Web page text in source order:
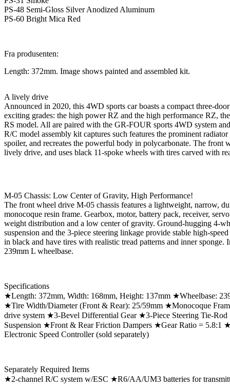
PS-48 Semi-Gloss Silver Anodized Aluminum
PS-60 Bright Mica Red
Fra produsenten:
Length: 372mm. Image shows painted and assembled kit.
A lively drive
Announced in 2020, this 4WD sports car boasts a compact three-
exciting grades: the high power RZ and the high performance RZ,
RS model. All are paired with the GR-FOUR sports 4WD system
R/C model assembly kit captures such features the prominent
spoiler, and recreates the powerful body in polycarbonate. The front
lively drive, and uses black 11-spoke wheels with tires carved with
M-05 Chassis: Low Center of Gravity, High Performance!
The front wheel drive M-05 chassis features a lightweight, narrow,
monocoque resin frame. Gearbox, motor, battery pack, receiver,
weight distribution and a low center of gravity. Ground-hugging 4-
suspension and the 3-piece steering linkage provide stable high-
in black and have tires with realistic tread patterns and inner sponge.
239mm L wheelbase.
Specifications
★Length: 372mm, Width: 168mm, Height: 137mm ★Wheelbase:
★Tire Width/Diameter (Front & Rear): 25/59mm ★Monocoque
drive system ★3-Bevel Differential Gear ★3-Piece Steering Tie-
Suspension ★Front & Rear Friction Dampers ★Gear Ratio = 5.8:1
Electronic Speed Controller (sold separately)
Separately Required Items
★2-channel R/C system w/ESC ★R6/AA/UM3 batteries for